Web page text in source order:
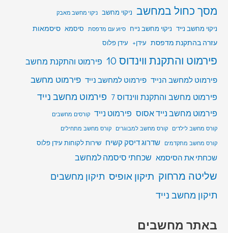
מסך כחול במחשב ניקוי מחשב ניקוי מחשב מאבק
ניקוי מחשב נייד ניקוי מחשב נייח סיוע עם מדפסת סיסמא סיסמאות
עזרה בהתקנת מדפסת עידן+ עידן פלוס
פירמוט והתקנת ווינדוס 10 פירמוט והתקנת מחשב
פירמוט למחשב הנייד פירמוט למחשב נייד פירמוט מחשב
פירמוט מחשב והתקנת ווינדוס 7
פירמוט מחשב נייד
פירמוט מחשב נייד אסוס פירמוט נייד קורסים מחשבים
קורס מחשב לילדים
קורס מחשב למבוגרים
קורס מחשב מתחילים
קורס מחשב מתקדמים
שדרוג דיסק קשיח שירות לקוחות עידן פלוס
שכחתי את הסיסמא שכחתי סיסמה למחשב
שליטה מרחוק תיקון אופיס תיקון מחשבים
תיקון מחשב נייד
באתר מחשבים